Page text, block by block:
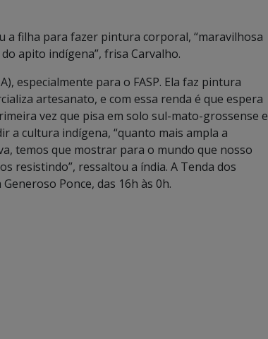
a filha para fazer pintura corporal, “maravilhosa
apito indígena”, frisa Carvalho.
especialmente para o FASP. Ela faz pintura
artesanato, e com essa renda é que espera
vez que pisa em solo sul-mato-grossense e
a cultura indígena, “quanto mais ampla a
temos que mostrar para o mundo que nosso
resistindo”, ressaltou a índia. A Tenda dos
Ponce, das 16h às 0h.